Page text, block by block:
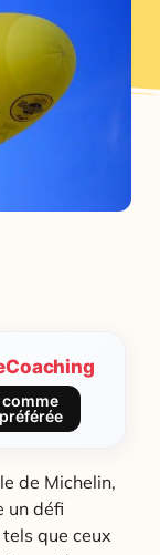
de Michelin,
un défi
que ceux